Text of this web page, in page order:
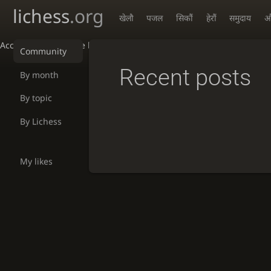
Accessibility - Enable blind mode
lichess.org खेलौ पजल सिकौं हेरौं समुदाय
Community
By month
By topic
By Lichess
My likes
Recent posts